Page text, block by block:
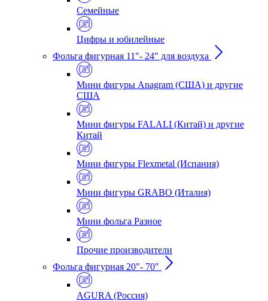
Семейные
Цифры и юбилейные
Фольга фигурная 11"- 24" для воздуха
Мини фигуры Anagram (США) и другие
США
Мини фигуры FALALI (Китай) и другие
Китай
Мини фигуры Flexmetal (Испания)
Мини фигуры GRABO (Италия)
Мини фольга Разное
Прочие производители
Фольга фигурная 20"- 70"
AGURA (Россия)